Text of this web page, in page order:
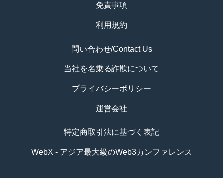
免責事項
利用規約
問い合わせ/Contact Us
当社を名乗る詐欺について
プライバシーポリシー
運営会社
特定商取引法に基づく表記
WebX - アジア最大級のWeb3カンファレンス